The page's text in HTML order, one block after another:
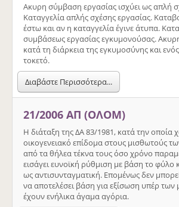
Ακυρη σύμβαση εργασίας ισχύει ως απλή
Καταγγελία απλής σχέσης εργασίας.
έστω και αν η καταγγελία έγινε άτυπα.
συμβάσεως εργασίας εγκυμονούσας.
κατά τη διάρκεια της εγκυμοσύνης και
τοκετό.
Διαβάστε Περισσότερα...
21/2006 ΑΠ (ΟΛΟΜ)
Η διάταξη της ΔΑ 83/1981, κατά την οποία
οικογενειακό επίδομα στους μισθωτούς
από τα θήλεα τέκνα τους όσο χρόνο
εισάγει ευνοϊκή ρύθμιση με βάση το φύλο
ως αντισυνταγματική. Επομένως δεν
να αποτελέσει βάση για εξίσωση υπέρ
έχουν ενήλικα άγαμα αγόρια.